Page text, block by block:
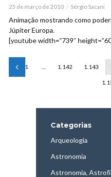
25 de março de 2010 Sérgio Sacani
Animação mostrando como
Júpiter Europa.
[youtube width=”739″
1 … 1.142 1.143
Categorias
Arqueologia
Astronomia
Astronomia,